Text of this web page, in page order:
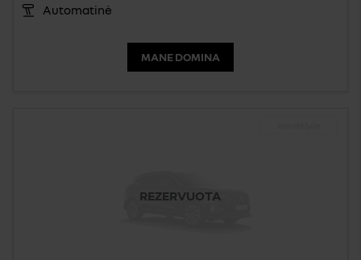
Automatinė
MANE DOMINA
REZERVUOTA